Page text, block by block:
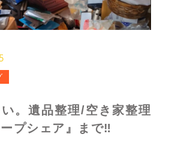
。遺品整理/空き家整理
プシェア』まで‼